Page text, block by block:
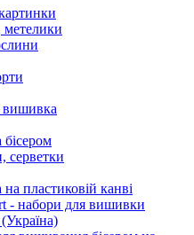
вишивка
серветки
пластиковій канві
- набори для вишивки